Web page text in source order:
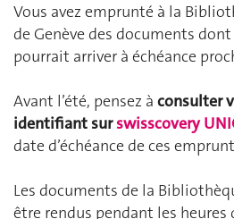
Vous avez emprunté à la
de Genève des documents
pourrait arriver à échéance
Avant l’été, pensez à consulter
identifiant surswisscovery
date d’échéance de ces
Les documents de la
être rendus pendant les heures